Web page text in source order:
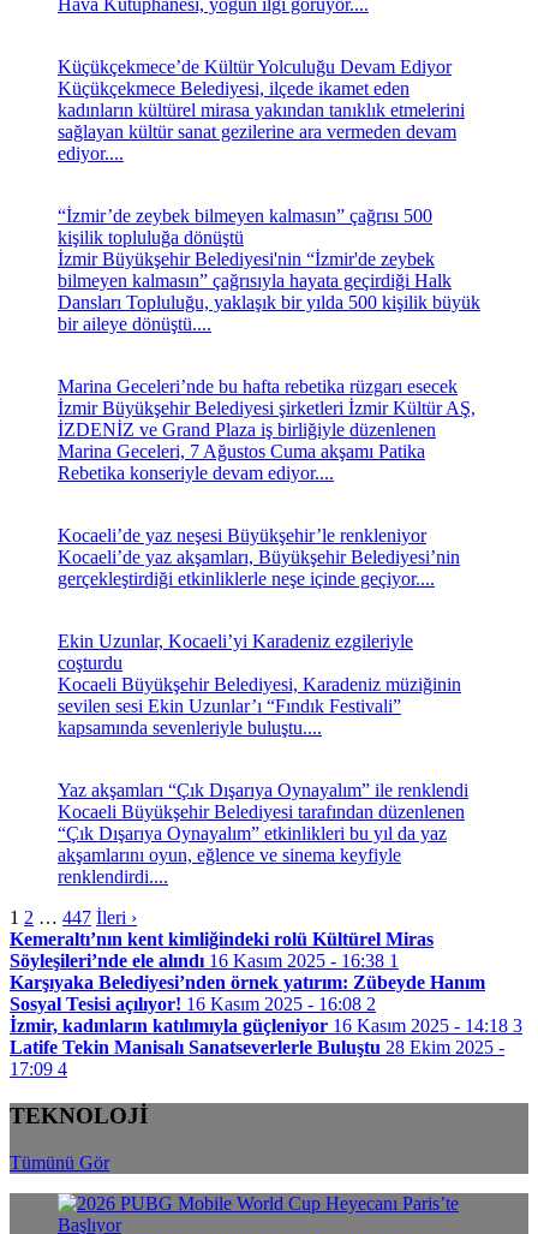
Hava Kütüphanesi, yoğun ilgi görüyor....
Küçükçekmece’de Kültür Yolculuğu Devam Ediyor
Küçükçekmece Belediyesi, ilçede ikamet eden
kadınların kültürel mirasa yakından tanıklık etmelerini
sağlayan kültür sanat gezilerine ara vermeden devam
ediyor....
“İzmir’de zeybek bilmeyen kalmasın” çağrısı 500
kişilik topluluğa dönüştü
İzmir Büyükşehir Belediyesi'nin “İzmir'de zeybek
bilmeyen kalmasın” çağrısıyla hayata geçirdiği Halk
Dansları Topluluğu, yaklaşık bir yılda 500 kişilik büyük
bir aileye dönüştü....
Marina Geceleri’nde bu hafta rebetika rüzgarı esecek
İzmir Büyükşehir Belediyesi şirketleri İzmir Kültür AŞ,
İZDENİZ ve Grand Plaza iş birliğiyle düzenlenen
Marina Geceleri, 7 Ağustos Cuma akşamı Patika
Rebetika konseriyle devam ediyor....
Kocaeli’de yaz neşesi Büyükşehir’le renkleniyor
Kocaeli’de yaz akşamları, Büyükşehir Belediyesi’nin
gerçekleştirdiği etkinliklerle neşe içinde geçiyor....
Ekin Uzunlar, Kocaeli’yi Karadeniz ezgileriyle
coşturdu
Kocaeli Büyükşehir Belediyesi, Karadeniz müziğinin
sevilen sesi Ekin Uzunlar’ı “Fındık Festivali”
kapsamında sevenleriyle buluştu....
Yaz akşamları “Çık Dışarıya Oynayalım” ile renklendi
Kocaeli Büyükşehir Belediyesi tarafından düzenlenen
“Çık Dışarıya Oynayalım” etkinlikleri bu yıl da yaz
akşamlarını oyun, eğlence ve sinema keyfiyle
renklendirdi....
1 2 … 447 İleri ›
Kemeraltı’nın kent kimliğindeki rolü Kültürel Miras
Söyleşileri’nde ele alındı 16 Kasım 2025 - 16:38 1
Karşıyaka Belediyesi’nden örnek yatırım: Zübeyde Hanım
Sosyal Tesisi açılıyor! 16 Kasım 2025 - 16:08 2
İzmir, kadınların katılımıyla güçleniyor 16 Kasım 2025 - 14:18 3
Latife Tekin Manisalı Sanatseverlerle Buluştu 28 Ekim 2025 -
17:09 4
TEKNOLOJİ
Tümünü Gör